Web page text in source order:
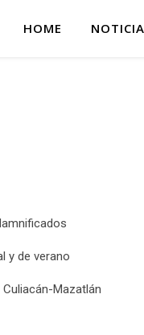
HOME
y de verano
Mazatlán